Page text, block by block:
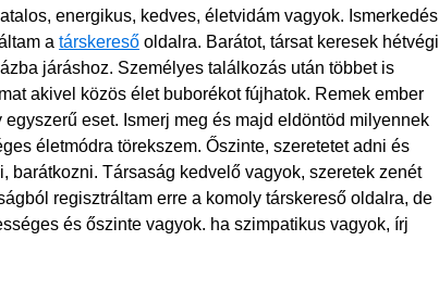
energikus, kedves, életvidám vagyok. Ismerkedés
a társkereső oldalra. Barátot, társat keresek hétvégi
járáshoz. Személyes találkozás után többet is
akivel közös élet buborékot fújhatok. Remek ember
eset. Ismerj meg és majd eldöntöd milyennek
életmódra törekszem. Őszinte, szeretetet adni és
barátkozni. Társaság kedvelő vagyok, szeretek zenét
regisztráltam erre a komoly társkereső oldalra, de
és őszinte vagyok. ha szimpatikus vagyok, írj